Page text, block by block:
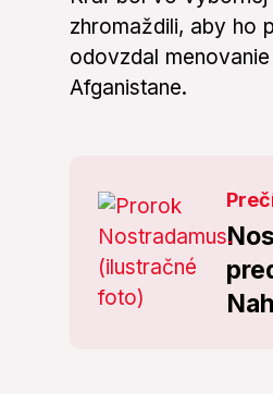
zhromaždili, aby ho
odovzdal
Afganistane.